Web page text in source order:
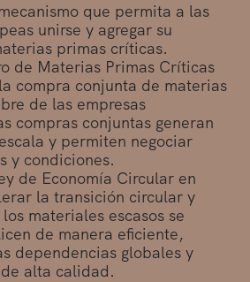
que permita a las
unirse y agregar su
primas críticas.
de Materias Primas Críticas
compra conjunta de materias
de las empresas
compras conjuntas generan
y permiten negociar
y condiciones.
de Economía Circular en
la transición circular y
materiales escasos se
de manera eficiente,
dependencias globales y
alta calidad.